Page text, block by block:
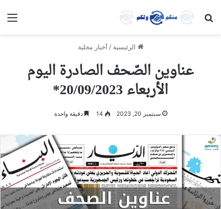
بحث عن
الرئيسية / أخبار محلية
عناوين الصّحف الصادرة اليوم
الأربعاء 20/09/2023*
سبتمبر 20, 2023 14 دقيقة واحدة